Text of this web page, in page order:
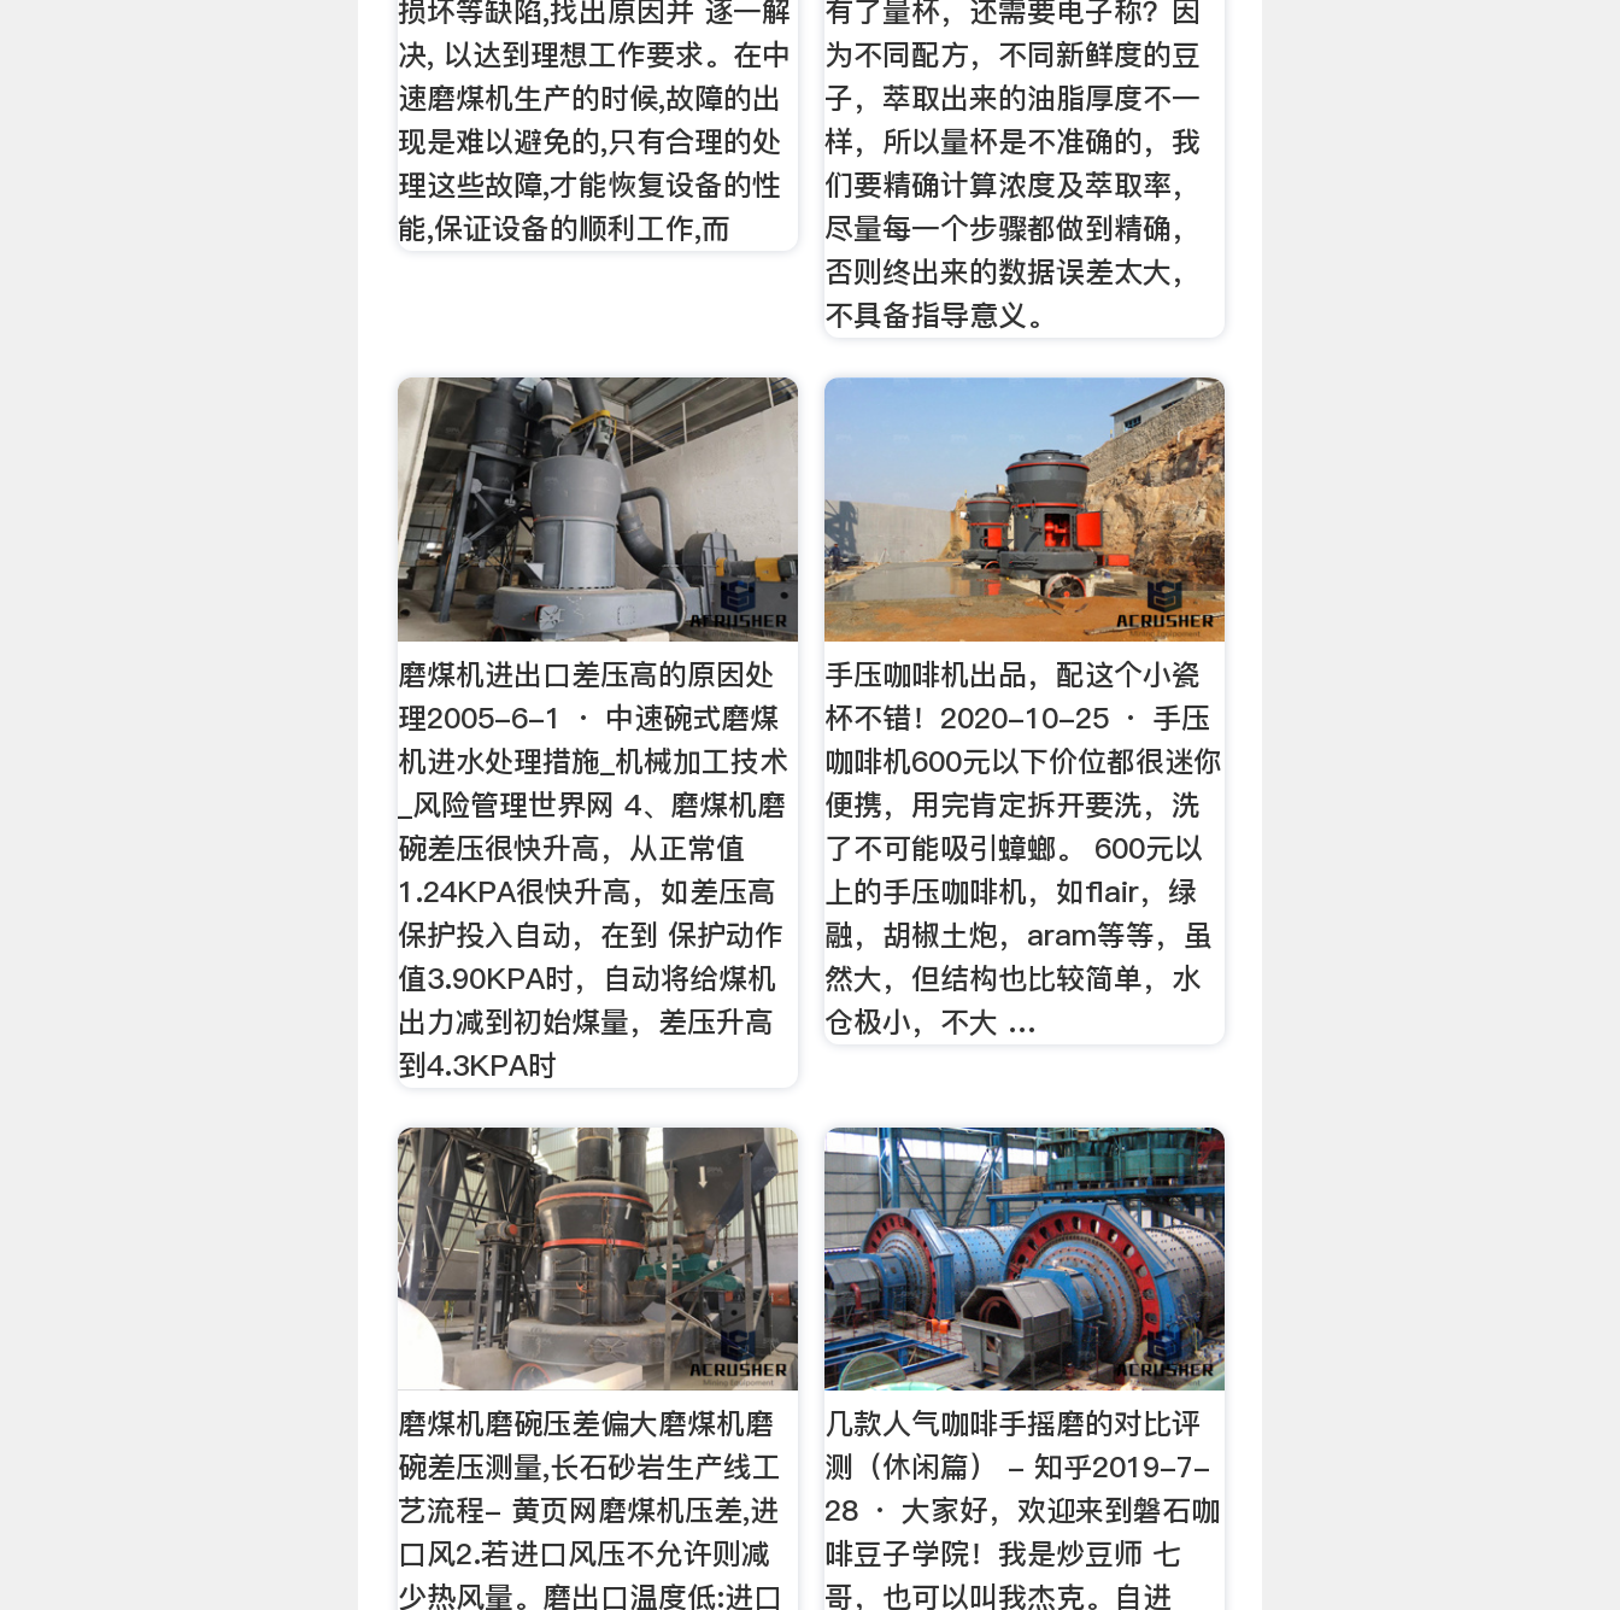
损坏等缺陷,找出原因并 逐一解
决, 以达到理想工作要求。在中
速磨煤机生产的时候,故障的出
现是难以避免的,只有合理的处
理这些故障,才能恢复设备的性
能,保证设备的顺利工作,而
有了量杯，还需要电子称？因
为不同配方，不同新鲜度的豆
子，萃取出来的油脂厚度不一
样，所以量杯是不准确的，我
们要精确计算浓度及萃取率，
尽量每一个步骤都做到精确，
否则终出来的数据误差太大，
不具备指导意义。
磨煤机进出口差压高的原因处
理2005-6-1 · 中速碗式磨煤
机进水处理措施_机械加工技术
_风险管理世界网 4、磨煤机磨
碗差压很快升高，从正常值
1.24KPA很快升高，如差压高
保护投入自动，在到 保护动作
值3.90KPA时，自动将给煤机
出力减到初始煤量，差压升高
到4.3KPA时
手压咖啡机出品，配这个小瓷
杯不错！2020-10-25 · 手压
咖啡机600元以下价位都很迷你
便携，用完肯定拆开要洗，洗
了不可能吸引蟑螂。 600元以
上的手压咖啡机，如flair，绿
融，胡椒土炮，aram等等，虽
然大，但结构也比较简单，水
仓极小，不大 …
磨煤机磨碗压差偏大磨煤机磨
碗差压测量,长石砂岩生产线工
艺流程- 黄页网磨煤机压差,进
口风2.若进口风压不允许则减
少热风量。磨出口温度低:进口
几款人气咖啡手摇磨的对比评
测（休闲篇） - 知乎2019-7-
28 · 大家好，欢迎来到磐石咖
啡豆子学院！我是炒豆师 七
哥，也可以叫我杰克。自进